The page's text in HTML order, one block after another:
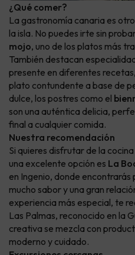
¿Qué comer?
La gastronomía canaria es
la isla. No puedes irte sin
mojo, uno de los platos más
También destacan
presente en diferentes
plato contundente a base de
dulce, los postres como el
son una auténtica delicia,
final a cualquier comida.
Nuestra recomendación
Si quieres disfrutar de la
una excelente opción es La
en Ingenio, donde
mucho sabor y una gran
experiencia más especial, te
Las Palmas, reconocido en la
creativa se mezcla con
moderno y cuidado.